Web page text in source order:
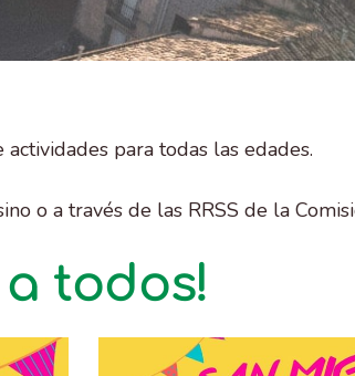
para todas las edades.
o a través de las RRSS de la
a todos!